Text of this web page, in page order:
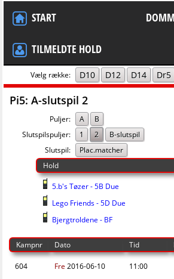
START
TILMELDTE HOLD
Vælg række: D10 D12 D14 Dr5
Pi5: A-slutspil 2
Puljer: A
B
Slutspilspuljer:
1 2
B-slutspil
Slutspil:
Plac.matcher
Hold
5.b's Tøzer - 5B Due
Lego Friends - 5D Due
Bjergtroldene - BF
Kampnr Dato Tid
604 Fre 2016-06-10 11:00